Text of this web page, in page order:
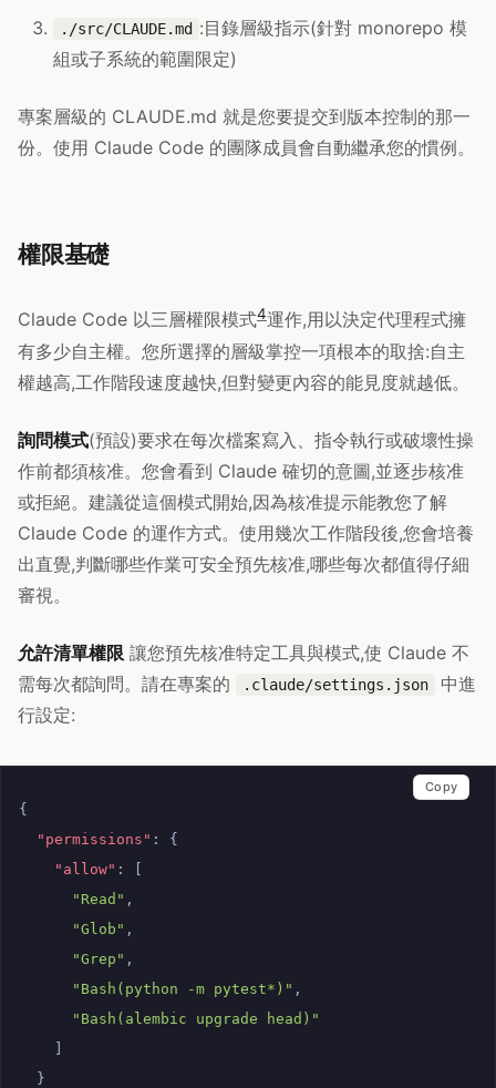
./src/CLAUDE.md :目錄層級指示(針對 monorepo 模
組或子系統的範圍限定)
專案層級的 CLAUDE.md 就是您要提交到版本控制的那一
份。使用 Claude Code 的團隊成員會自動繼承您的慣例。
權限基礎
Claude Code 以三層權限模式4運作,用以決定代理程式擁
有多少自主權。您所選擇的層級掌控一項根本的取捨:自主
權越高,工作階段速度越快,但對變更內容的能見度就越低。
詢問模式(預設)要求在每次檔案寫入、指令執行或破壞性操
作前都須核准。您會看到 Claude 確切的意圖,並逐步核准
或拒絕。建議從這個模式開始,因為核准提示能教您了解
Claude Code 的運作方式。使用幾次工作階段後,您會培養
出直覺,判斷哪些作業可安全預先核准,哪些每次都值得仔細
審視。
允許清單權限 讓您預先核准特定工具與模式,使 Claude 不
需每次都詢問。請在專案的
.claude/settings.json
中進
行設定:
{
"permissions" :
{
"allow" :
[
"Read" ,
"Glob" ,
"Grep" ,
"Bash(python -m pytest*)" ,
"Bash(alembic upgrade head)"
]
}
Copy